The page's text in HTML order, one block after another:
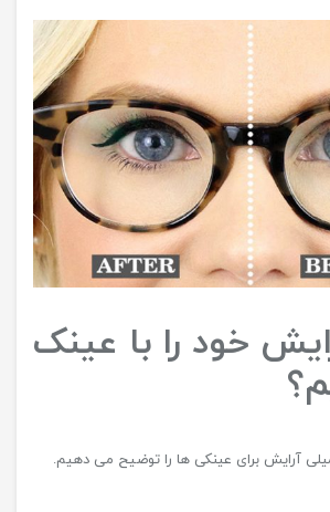
خود را با عینک
آرایش برای عینکی ها را توضیح می دهیم.